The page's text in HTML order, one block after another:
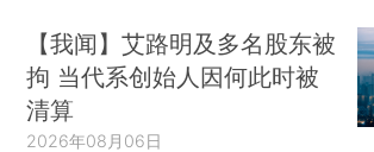
【我闻】艾路明及多名股东被
拘 当代系创始人因何此时被
清算
2026年08月06日